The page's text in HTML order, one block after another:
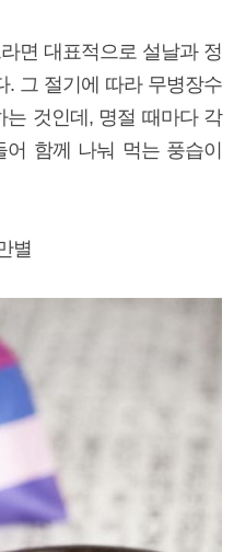
면 대표적으로 설날과 정
. 그 절기에 따라 무병장수
것인데, 명절 때마다 각
함께 나눠 먹는 풍습이
별